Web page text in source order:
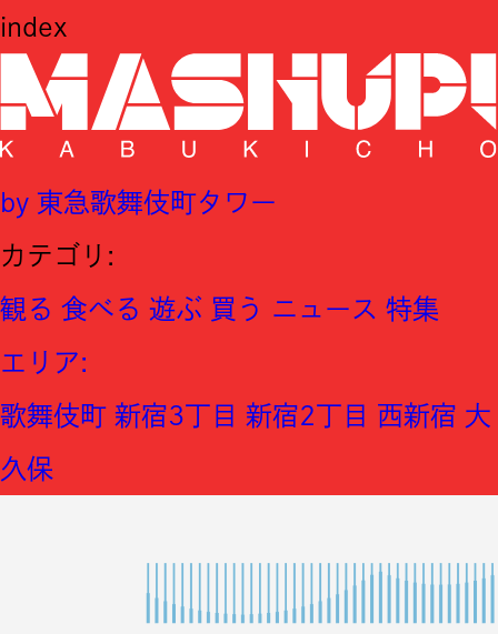
index
by 東急歌舞伎町タワー
カテゴリ:
観る 食べる 遊ぶ 買う ニュース 特集
エリア:
歌舞伎町 新宿3丁目 新宿2丁目 西新宿 大
久保